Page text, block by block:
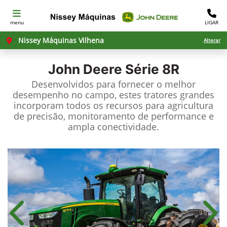
menu LIGAR
Nissey Máquinas Vilhena Alterar
John Deere Série 8R
Desenvolvidos para fornecer o melhor
desempenho no campo, estes tratores grandes
incorporam todos os recursos para agricultura
de precisão, monitoramento de performance e
ampla conectividade.
Anterior